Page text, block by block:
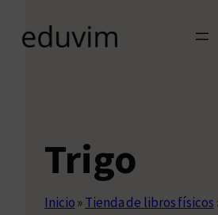
Trigo
Inicio»Tienda de libros físicos